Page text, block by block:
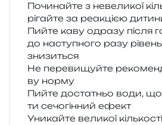
Починайте з неве­ли­кої
рі­гай­те за реа­кці­єю
Пийте каву одра­зу після
до насту­пно­го разу
знизиться
Не пере­ви­щуй­те
ву норму
Пийте доста­тньо води,
ти сечо­гін­ний ефект
Уникайте вели­кої